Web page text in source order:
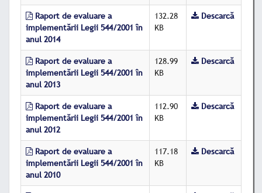
Raport de evaluare a
implementării Legii 544/2001 în
anul 2014
132.28
KB
Descarcă
Raport de evaluare a
implementării Legii 544/2001 în
anul 2013
128.99
KB
Descarcă
Raport de evaluare a
implementării Legii 544/2001 în
anul 2012
112.90
KB
Descarcă
Raport de evaluare a
implementării Legii 544/2001 în
anul 2010
117.18
KB
Descarcă